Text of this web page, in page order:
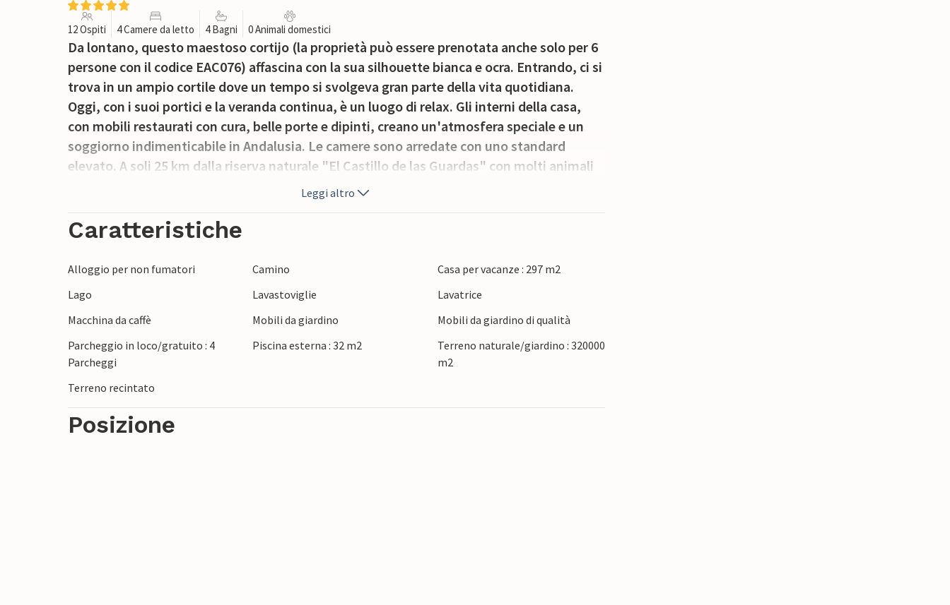
12 Ospiti 4 Camere da letto 4 Bagni 0 Animali domestici
Da lontano, questo maestoso cortijo (la proprietà può essere prenotata anche solo per 6
persone con il codice EAC076) affascina con la sua silhouette bianca e ocra. Entrando, ci si
trova in un ampio cortile dove un tempo si svolgeva gran parte della vita quotidiana.
Oggi, con i suoi portici e la veranda continua, è un luogo di relax. Gli interni della casa,
con mobili restaurati con cura, belle porte e dipinti, creano un'atmosfera speciale e un
soggiorno indimenticabile in Andalusia. Le camere sono arredate con uno standard
elevato. A soli 25 km dalla riserva naturale "El Castillo de las Guardas" con molti animali
selvatici. A circa 40 km più a nord, nella provincia di Huelva, si trova il villaggio di Aracena
con la famosa grotta "La Gruta de las Maravillas". L'intera zona è ricca di piatti
tradizionali e dell'eccezionale prosciutto "Jamón Ibérico". A circa 40 km da Siviglia.
Leggi altro
Caratteristiche
Alloggio per non fumatori Camino
Casa per vacanze : 297 m2
Lago
Lavastoviglie
Lavatrice
Macchina da caffè
Mobili da giardino
Mobili da giardino di qualità
Parcheggio in loco/gratuito : 4
Parcheggi
Piscina esterna : 32 m2
Terreno naturale/giardino : 320000
m2
Terreno recintato
Posizione